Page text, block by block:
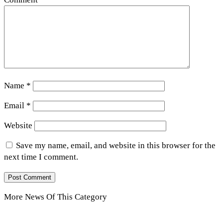
Name *
Email *
Website
Save my name, email, and website in this browser for the
next time I comment.
More News Of This Category